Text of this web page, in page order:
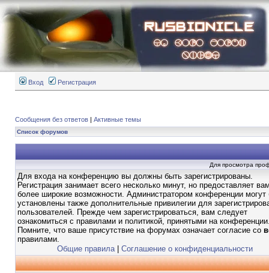
Вход Регистрация
Сообщения без ответов | Активные темы
Список форумов
Для просмотра
Для входа на конференцию вы должны быть зарегистрированы.
Регистрация занимает всего несколько минут, но предоставляет
более широкие возможности. Администратором конференции могут
установлены также дополнительные привилегии для
пользователей. Прежде чем зарегистрироваться, вам следует
ознакомиться с правилами и политикой, принятыми на
Помните, что ваше присутствие на форумах означает согласие со
правилами.
Общие правила| Соглашение о конфиденциальности